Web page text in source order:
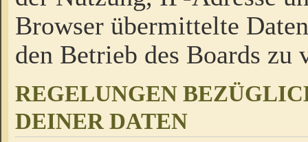
Browser übermittelte
den Betrieb des Boards zu
REGELUNGEN
DEINER DATEN